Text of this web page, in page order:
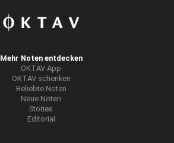
Mehr Noten entdecken
OKTAV App
OKTAV schenken
Beliebte Noten
Neue Noten
Stories
Editorial